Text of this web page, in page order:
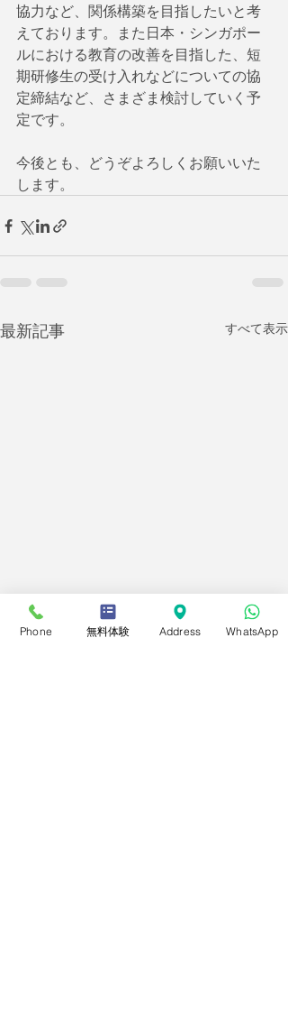
協力など、関係構築を目指したいと考
えております。また日本・シンガポー
ルにおける教育の改善を目指した、短
期研修生の受け入れなどについての協
定締結など、さまざま検討していく予
定です。
今後とも、どうぞよろしくお願いいた
します。
最新記事 すべて表示
Phone 無料体験 Address WhatsApp